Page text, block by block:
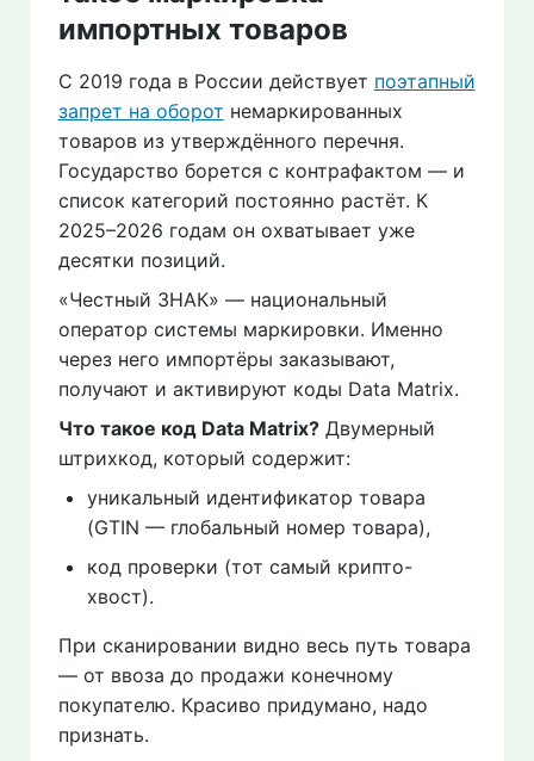
импортных товаров
С 2019 года в России действует поэтапный
запрет на оборот немаркированных
товаров из утверждённого перечня.
Государство борется с контрафактом — и
список категорий постоянно растёт. К
2025–2026 годам он охватывает уже
десятки позиций.
«Честный ЗНАК» — национальный
оператор системы маркировки. Именно
через него импортёры заказывают,
получают и активируют коды Data Matrix.
Что такое код Data Matrix?Двумерный
штрихкод, который содержит:
уникальный идентификатор товара
(GTIN — глобальный номер товара),
код проверки (тот самый крипто-
хвост).
При сканировании видно весь путь товара
— от ввоза до продажи конечному
покупателю. Красиво придумано, надо
признать.